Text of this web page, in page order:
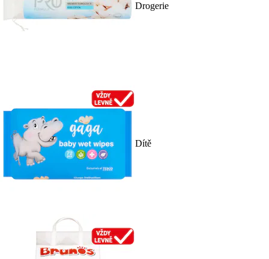
Drogerie
Dítě